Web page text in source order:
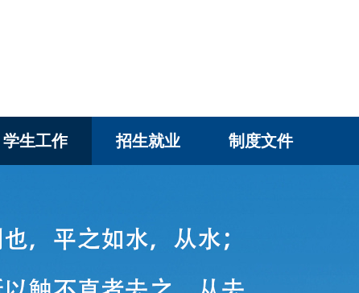
学生工作 招生就业 制度文件